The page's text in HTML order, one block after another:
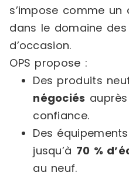
s’impose comme
dans le domaine
d’occasion.
OPS propose :
Des produits
négociés
confiance.
Des
jusqu’à 70 %
au neuf.